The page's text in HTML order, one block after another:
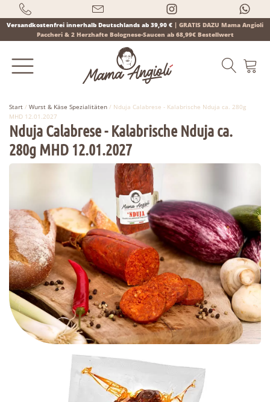
Versandkostenfrei innerhalb Deutschlands ab 39,90 € | GRATIS DAZU Mama Angioli
Paccheri & 2 Herzhafte Bolognese-Saucen ab 68,99€ Bestellwert
Products
search
Start / Wurst & Käse Spezialitäten / Nduja Calabrese - Kalabrische Nduja ca. 280g
MHD 12.01.2027
Nduja Calabrese - Kalabrische Nduja ca.
280g MHD 12.01.2027